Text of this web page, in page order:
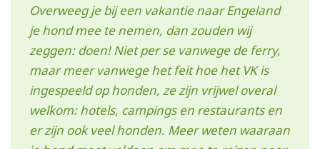
Overweeg je bij een vakantie naar Engeland
je hond mee te nemen, dan zouden wij
zeggen: doen! Niet per se vanwege de ferry,
maar meer vanwege het feit hoe het VK is
ingespeeld op honden, ze zijn vrijwel overal
welkom: hotels, campings en restaurants en
er zijn ook veel honden. Meer weten waaraan